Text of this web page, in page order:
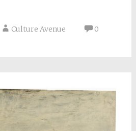
Culture Avenue
0